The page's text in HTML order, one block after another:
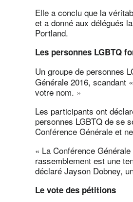
Elle a conclu que la
et a donné aux délégués
Portland.
Les personnes LGBTQ
Un groupe de personnes
Générale 2016, scandant
votre nom. »
Les participants ont
personnes LGBTQ de se
Conférence Générale et
« La Conférence
rassemblement est une
déclaré Jayson Dobney,
Le vote des pétitions